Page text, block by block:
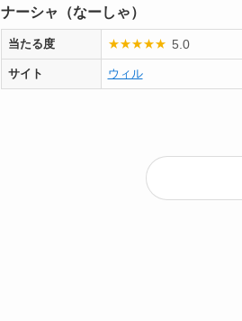
ナーシャ（なーしゃ）
当たる度 ★★★★★ 5.0
サイト ウィル